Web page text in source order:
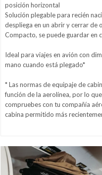
posición horizontal
Solución plegable para recién
despliega en un abrir y cerrar de
Compacto, se puede guardar en
Ideal para viajes en avión con
mano cuando está plegado*
* Las normas de equipaje de
función de la aerolínea, por lo
compruebes con tu compañía
cabina permitido más